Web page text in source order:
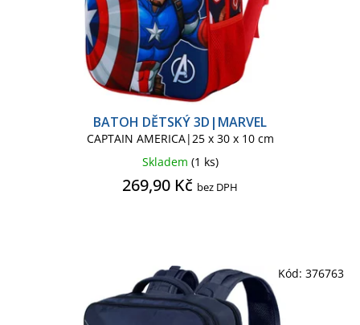
BATOH DĚTSKÝ 3D|MARVEL
CAPTAIN AMERICA|25 x 30 x 10 cm
Skladem (1 ks)
269,90 Kč bez DPH
Kód: 376763